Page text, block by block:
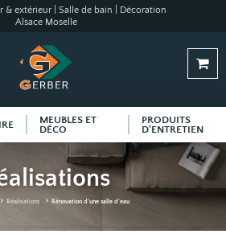
& extérieur | Salle de bain | Décoration
Alsace Moselle
MEUBLES ET
DÉCO
PRODUITS
D'ENTRETIEN
Réalisations Rénovation d'une salle d'eau